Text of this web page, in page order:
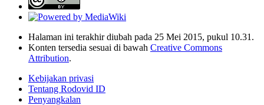
Halaman ini terakhir diubah pada 25 Mei 2015, pukul 10.31.
Konten tersedia sesuai di bawah Creative Commons
Attribution.
Kebijakan privasi
Tentang Rodovid ID
Penyangkalan